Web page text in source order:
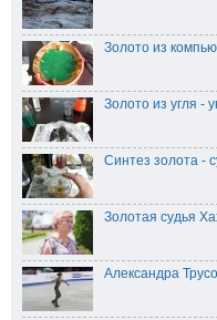
Золото из
Золото из угля -
Синтез золота -
Золотая судья
Александра